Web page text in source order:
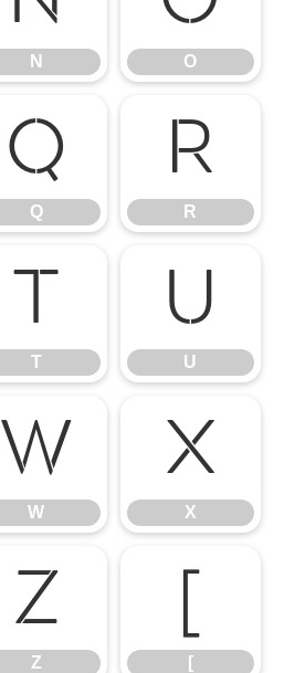
N O
Q
Q
R
R
T
T
U
U
W
W
X
X
Z
Z
[
[